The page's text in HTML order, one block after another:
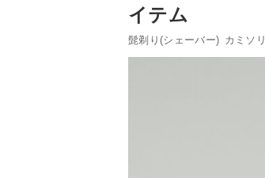
イテム
髭剃り(シェーバー) カミソリ